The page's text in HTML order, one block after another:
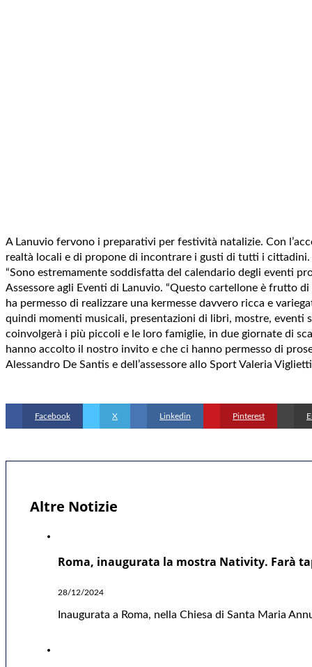
Altre Notizie
Roma, inaugurata la mostra Nativity. Farà
28/12/2024
Inaugurata a Roma, nella Chiesa di Santa Maria
A Lanuvio fervono i preparativi per festività natalizie. Con
realtà locali e di propone di incontrare i gusti di tutti i cittadini.
“Sono estremamente soddisfatta del calendario degli eventi
Assessore agli Eventi di Lanuvio. “Questo cartellone è frutto
ha permesso di realizzare una kermesse davvero ricca e
quindi momenti musicali, presentazioni di libri, mostre, eventi
coinvolgerà i più piccoli e le loro famiglie, in due giornate di
hanno accolto il nostro invito e che ci hanno permesso di
Alessandro De Santis e dell’assessore allo Sport Valeria
Facebook X Linkedin Pinterest